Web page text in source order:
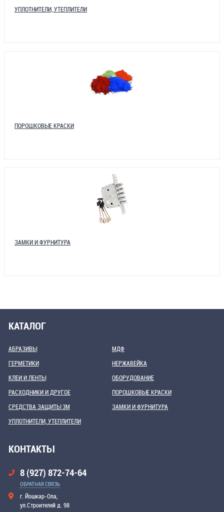
УПЛОТНИТЕЛИ, УТЕПЛИТЕЛИ
ПОРОШКОВЫЕ КРАСКИ
ЗАМКИ И ФУРНИТУРА
КАТАЛОГ
АБРАЗИВЫ
ГЕРМЕТИКИ
КЛЕИ И ЛЕНТЫ
МДФ
НЕРЖАВЕЙКА
ОБОРУДОВАНИЕ
РАСХОДНИКИ И ДРУГОЕ
СРЕДСТВА ЗАЩИТЫ 3М
УПЛОТНИТЕЛИ, УТЕПЛИТЕЛИ
ПОРОШКОВЫЕ КРАСКИ
ЗАМКИ И ФУРНИТУРА
КОНТАКТЫ
8 (927) 872-74-64
ОБРАТНАЯ СВЯЗЬ
г. Йошкар-Ола,
ул.Строителей д. 98